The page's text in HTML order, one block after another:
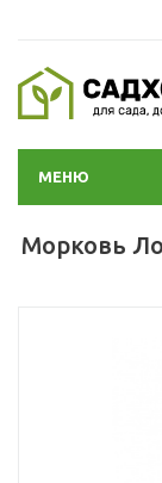
МЕНЮ
Морковь